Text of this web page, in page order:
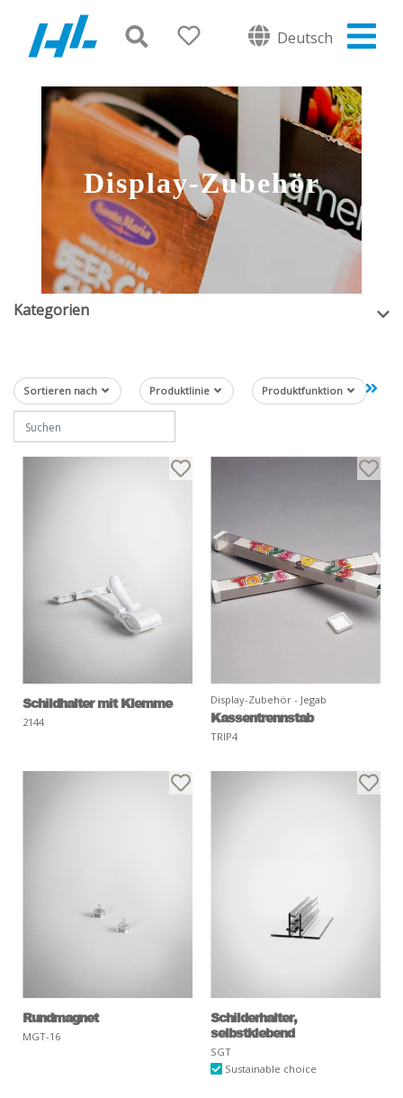
Deutsch
Display-Zubehör
Kategorien
Sortieren nach Produktlinie Produktfunktion
Schildhalter mit Klemme
2144
Display-Zubehör - Jegab
Kassentrennstab
TRIP4
Rundmagnet
MGT-16
Schilderhalter,
selbstklebend
SGT
Sustainable choice